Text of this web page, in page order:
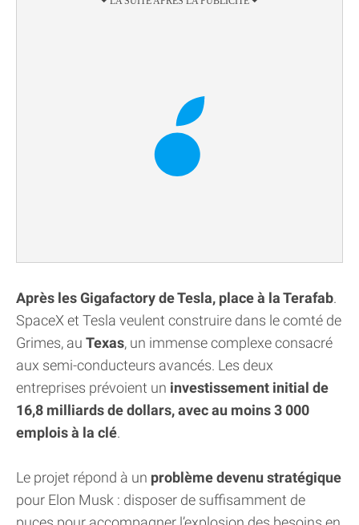
Après les Gigafactory de Tesla, place à la Terafab.
SpaceX et Tesla veulent construire dans le comté de
Grimes, au Texas, un immense complexe consacré
aux semi-conducteurs avancés. Les deux
entreprises prévoient un investissement initial de
16,8 milliards de dollars, avec au moins 3 000
emplois à la clé.
Le projet répond à un problème devenu stratégique
pour Elon Musk : disposer de suffisamment de